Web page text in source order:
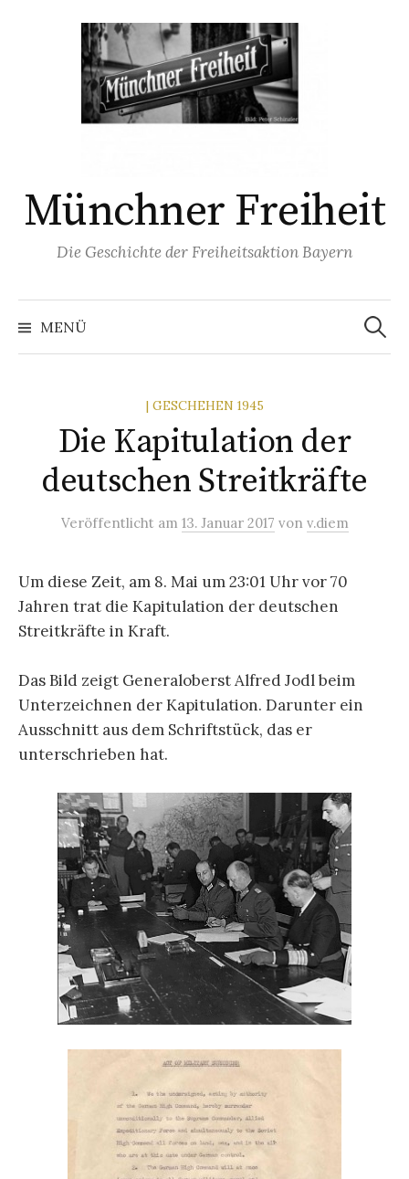
Münchner Freiheit
Die Geschichte der Freiheitsaktion Bayern
MENÜ
Suchen
nach:
| GESCHEHEN 1945
Die Kapitulation der
deutschen Streitkräfte
Veröffentlicht am 13. Januar 2017 von v.diem
Um diese Zeit, am 8. Mai um 23:01 Uhr vor 70
Jahren trat die Kapitulation der deutschen
Streitkräfte in Kraft.
Das Bild zeigt Generaloberst Alfred Jodl beim
Unterzeichnen der Kapitulation. Darunter ein
Ausschnitt aus dem Schriftstück, das er
unterschrieben hat.